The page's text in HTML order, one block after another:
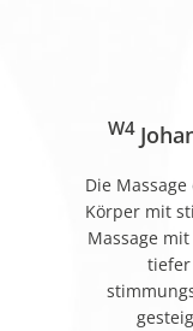
W4
Die
Körper mit
Massage